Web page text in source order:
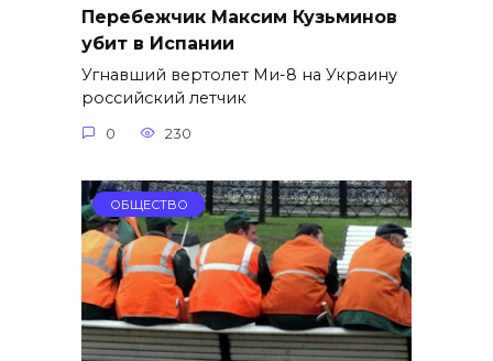
Перебежчик Максим Кузьминов
убит в Испании
Угнавший вертолет Ми-8 на Украину
российский летчик
0 230
ОБЩЕСТВО